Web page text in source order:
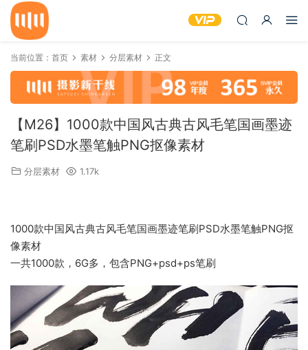
当前位置： 首页 素材 分层素材 正文
【M26】1000款中国风古典古风毛笔国画墨迹
笔刷PSD水墨笔触PNG抠像素材
分层素材 1.17k
1000款中国风古典古风毛笔国画墨迹笔刷PSD水墨笔触PNG抠
像素材
一共1000款，6G多，包含PNG+psd+ps笔刷